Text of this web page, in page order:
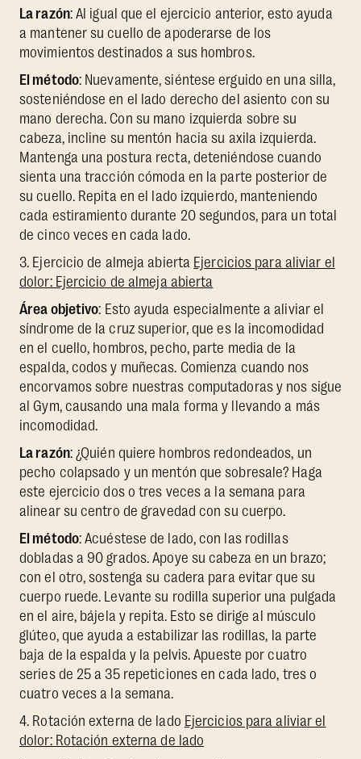
La razón: Al igual que el ejercicio anterior, esto ayuda
a mantener su cuello de apoderarse de los
movimientos destinados a sus hombros.
El método: Nuevamente, siéntese erguido en una silla,
sosteniéndose en el lado derecho del asiento con su
mano derecha. Con su mano izquierda sobre su
cabeza, incline su mentón hacia su axila izquierda.
Mantenga una postura recta, deteniéndose cuando
sienta una tracción cómoda en la parte posterior de
su cuello. Repita en el lado izquierdo, manteniendo
cada estiramiento durante 20 segundos, para un total
de cinco veces en cada lado.
3. Ejercicio de almeja abierta Ejercicios para aliviar el
dolor: Ejercicio de almeja abierta
Área objetivo: Esto ayuda especialmente a aliviar el
síndrome de la cruz superior, que es la incomodidad
en el cuello, hombros, pecho, parte media de la
espalda, codos y muñecas. Comienza cuando nos
encorvamos sobre nuestras computadoras y nos sigue
al Gym, causando una mala forma y llevando a más
incomodidad.
La razón: ¿Quién quiere hombros redondeados, un
pecho colapsado y un mentón que sobresale? Haga
este ejercicio dos o tres veces a la semana para
alinear su centro de gravedad con su cuerpo.
El método: Acuéstese de lado, con las rodillas
dobladas a 90 grados. Apoye su cabeza en un brazo;
con el otro, sostenga su cadera para evitar que su
cuerpo ruede. Levante su rodilla superior una pulgada
en el aire, bájela y repita. Esto se dirige al músculo
glúteo, que ayuda a estabilizar las rodillas, la parte
baja de la espalda y la pelvis. Apueste por cuatro
series de 25 a 35 repeticiones en cada lado, tres o
cuatro veces a la semana.
4. Rotación externa de lado Ejercicios para aliviar el
dolor: Rotación externa de lado